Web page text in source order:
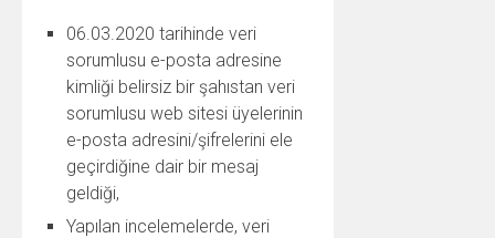
06.03.2020 tarihinde veri
sorumlusu e-posta adresine
kimliği belirsiz bir şahıstan veri
sorumlusu web sitesi üyelerinin
e-posta adresini/şifrelerini ele
geçirdiğine dair bir mesaj
geldiği,
Yapılan incelemelerde, veri